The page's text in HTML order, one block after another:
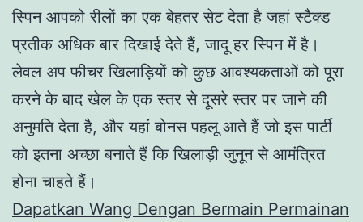
स्पिन आपको रीलों का एक बेहतर सेट देता है जहां स्टैक्ड
प्रतीक अधिक बार दिखाई देते हैं, जादू हर स्पिन में है।
लेवल अप फीचर खिलाड़ियों को कुछ आवश्यकताओं को पूरा
करने के बाद खेल के एक स्तर से दूसरे स्तर पर जाने की
अनुमति देता है, और यहां बोनस पहलू आते हैं जो इस पार्टी
को इतना अच्छा बनाते हैं कि खिलाड़ी जुनून से आमंत्रित
होना चाहते हैं।
Dapatkan Wang Dengan Bermain Permainan